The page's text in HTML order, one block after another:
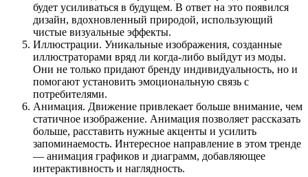
будет усиливаться в будущем. В ответ на это появился
дизайн, вдохновленный природой, использующий
чистые визуальные эффекты.
Иллюстрации. Уникальные изображения, созданные
иллюстраторами вряд ли когда-либо выйдут из моды.
Они не только придают бренду индивидуальность, но и
помогают установить эмоциональную связь с
потребителями.
Анимация. Движение привлекает больше внимание, чем
статичное изображение. Анимация позволяет рассказать
больше, расставить нужные акценты и усилить
запоминаемость. Интересное направление в этом тренде
— анимация графиков и диаграмм, добавляющее
интерактивность и наглядность.